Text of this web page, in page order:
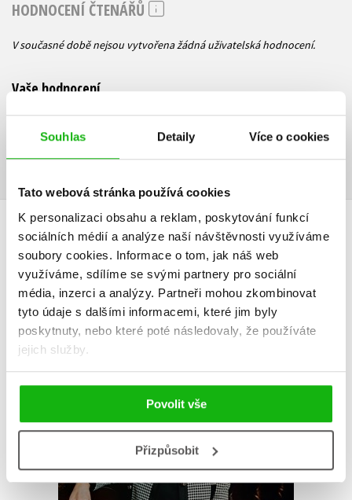
Souhlas Detaily Více o cookies
Tato webová stránka používá cookies
K personalizaci obsahu a reklam, poskytování funkcí
sociálních médií a analýze naší návštěvnosti využíváme
soubory cookies. Informace o tom, jak náš web
využíváme, sdílíme se svými partnery pro sociální
média, inzerci a analýzy. Partneři mohou zkombinovat
tyto údaje s dalšími informacemi, které jim byly
poskytnuty, nebo které poté následovaly, že používáte
jejich služby.
Povolit vše
Přizpůsobit
HODNOCENÍ ČTENÁŘŮ
V současné době nejsou vytvořena žádná uživatelská hodnocení.
Vaše hodnocení
Uživatelskou recenzi mohou vkládat pouze registrovaní uživatelé
AUTOR KNIHY